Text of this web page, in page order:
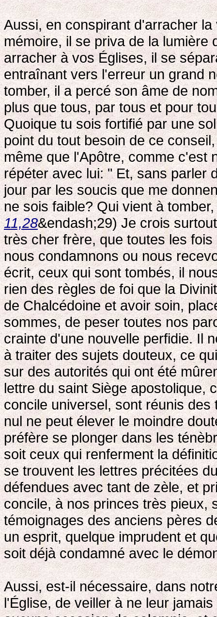
Aussi, en conspirant d'arracher
mémoire, il se priva de la lumière
arracher à vos Églises, il se
entraînant vers l'erreur un grand
tomber, il a percé son âme de
plus que tous, par tous et pour
Quoique tu sois fortifié par une
point du tout besoin de ce
même que l'Apôtre, comme c'est
répéter avec lui: " Et, sans parler
jour par les soucis que me
ne sois faible? Qui vient à
11,28&endash;29) Je crois
très cher frère, que toutes les
nous condamnons ou nous
écrit, ceux qui sont tombés, il
rien des règles de foi que la
de Chalcédoine et avoir soin,
sommes, de peser toutes nos
crainte d'une nouvelle perfidie. Il
à traiter des sujets douteux, ce
sur des autorités qui ont été
lettre du saint Siège apostolique,
concile universel, sont réunis
nul ne peut élever le moindre
préfère se plonger dans les
soit ceux qui renferment la
se trouvent les lettres précitées
défendues avec tant de zèle, et
concile, à nos princes très pieux,
témoignages des anciens pères
un esprit, quelque imprudent et
soit déjà condamné avec le
Aussi, est-il nécessaire, dans
l'Église, de veiller à ne leur